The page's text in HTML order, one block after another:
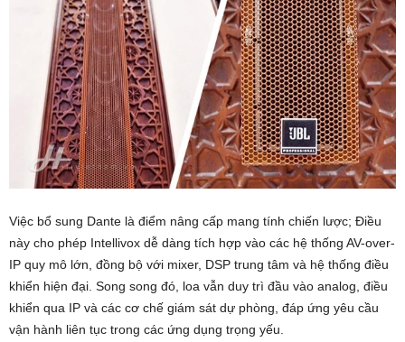
Việc bổ sung Dante là điểm nâng cấp mang tính chiến lược; Điều
này cho phép Intellivox dễ dàng tích hợp vào các hệ thống AV-over-
IP quy mô lớn, đồng bộ với mixer, DSP trung tâm và hệ thống điều
khiển hiện đại. Song song đó, loa vẫn duy trì đầu vào analog, điều
khiển qua IP và các cơ chế giám sát dự phòng, đáp ứng yêu cầu
vận hành liên tục trong các ứng dụng trọng yếu.